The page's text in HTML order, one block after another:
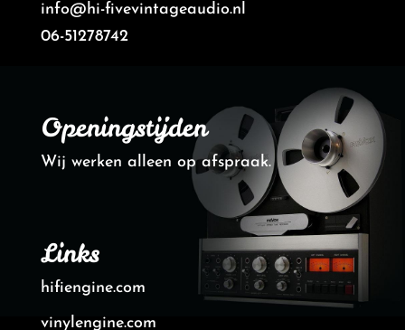
info@hi-fivevintageaudio.nl
06-51278742
Openingstijden
Wij werken alleen op afspraak.
Links
hifiengine.com
vinylengine.com